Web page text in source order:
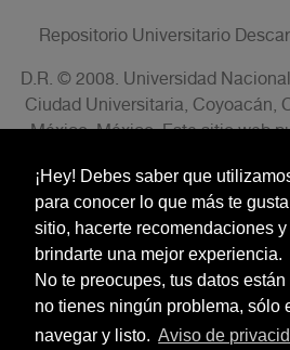
¡Hey! Debes saber que
para conocer lo que más te
sitio, hacerte recomendaciones
brindarte una mejor experiencia.
No te preocupes, tus datos
no tienes ningún problema, sólo
navegar y listo. Aviso de
Repositorio Universitario
D.R. © 2008. Universidad
Ciudad Universitaria, Coyoacán,
México, México. Este sitio web
fines no lucrativos siempre
conformidad con el